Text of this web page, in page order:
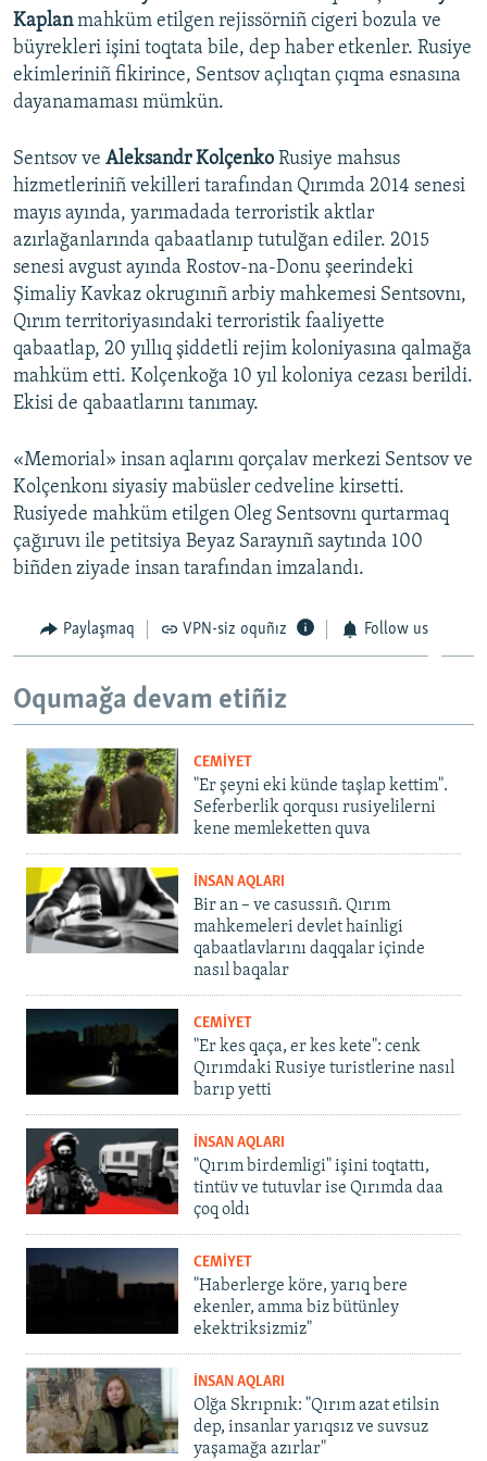
Kaplanmahküm etilgen rejissörniñ cigeri bozula ve
büyrekleri işini toqtata bile, dep haber etkenler. Rusiye
ekimleriniñ fikirince, Sentsov açlıqtan çıqma esnasına
dayanamaması mümkün.
Sentsov ve Aleksandr Kolçenko Rusiye mahsus
hizmetleriniñ vekilleri tarafından Qırımda 2014 senesi
mayıs ayında, yarımadada terroristik aktlar
azırlağanlarında qabaatlanıp tutulğan ediler. 2015
senesi avgust ayında Rostov-na-Donu şeerindeki
Şimaliy Kavkaz okrugınıñ arbiy mahkemesi Sentsovnı,
Qırım territoriyasındaki terroristik faaliyette
qabaatlap, 20 yıllıq şiddetli rejim koloniyasına qalmağa
mahküm etti. Kolçenkoğa 10 yıl koloniya cezası berildi.
Ekisi de qabaatlarını tanımay.
«Memorial» insan aqlarını qorçalav merkezi Sentsov ve
Kolçenkonı siyasiy mabüsler cedveline kirsetti.
Rusiyede mahküm etilgen Oleg Sentsovnı qurtarmaq
çağıruvı ile petitsiya Beyaz Saraynıñ saytında 100
biñden ziyade insan tarafından imzalandı.
Paylaşmaq VPN-siz oquñız Follow us
Oqumağa devam etiñiz
CEMİYET
"Er şeyni eki künde taşlap kettim".
Seferberlik qorqusı rusiyelilerni
kene memleketten quva
İNSAN AQLARI
Bir an – ve casussıñ. Qırım
mahkemeleri devlet hainligi
qabaatlavlarını daqqalar içinde
nasıl baqalar
CEMİYET
"Er kes qaça, er kes kete": cenk
Qırımdaki Rusiye turistlerine nasıl
barıp yetti
İNSAN AQLARI
"Qırım birdemligi" işini toqtattı,
tintüv ve tutuvlar ise Qırımda daa
çoq oldı
CEMİYET
"Haberlerge köre, yarıq bere
ekenler, amma biz bütünley
ekektriksizmiz"
İNSAN AQLARI
Olğa Skrıpnık: "Qırım azat etilsin
dep, insanlar yarıqsız ve suvsuz
yaşamağa azırlar"